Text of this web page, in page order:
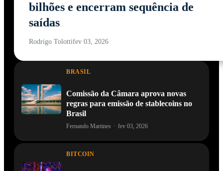
bilhões e encerram sequência de
saídas
Rodrigo Tolottifev 03, 2026
BRASIL
Comissão da Câmara aprova novas
regras para emissão de stablecoins no
Brasil
Fernando Martines · fev 03, 2026
BITCOIN